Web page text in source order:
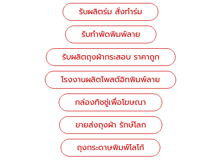
รับผลิตร่ม สั่งทำร่ม
รับทำพัดพิมพ์ลาย
รับผลิตถุงผ้ากระสอบ ราคาถูก
โรงงานผลิตโพสต์อิทพิมพ์ลาย
กล่องทิชชู่เพื่อโฆษณา
ขายส่งถุงผ้า รักษ์โลก
ถุงกระดาษพิมพ์โลโก้